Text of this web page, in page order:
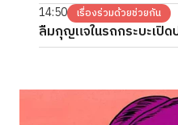
14:50 เรื่องร่วมด้วยช่วยกัน
ลืมกุญแจในรถกระบะเปิด